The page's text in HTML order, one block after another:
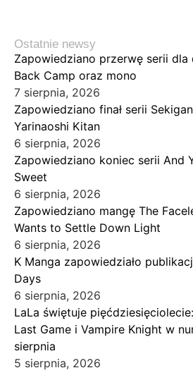
Ostatnie newsy
Zapowiedziano przerwę serii
Back Camp oraz mono
7 sierpnia, 2026
Zapowiedziano finał serii
Yarinaoshi Kitan
6 sierpnia, 2026
Zapowiedziano koniec serii And
Sweet
6 sierpnia, 2026
Zapowiedziano mangę The
Wants to Settle Down Light
6 sierpnia, 2026
K Manga zapowiedziało
Days
6 sierpnia, 2026
LaLa świętuje
Last Game i Vampire Knight w
sierpnia
5 sierpnia, 2026